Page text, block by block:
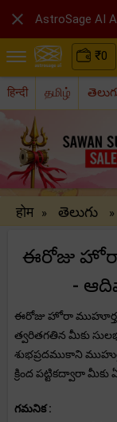
₹0
हिन्दी தமிழ்
होम » తెలుగు »
ఈరోజు హోరా
-
ఈరోజు హోరా
త్వరితగతిన మీకు
శుభప్రదముకాని
క్రింద పట్టికద్వారా
గమనిక :
 AstroSage AI